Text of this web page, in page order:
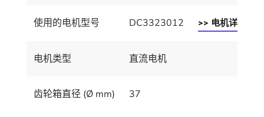
使用的电机型号 DC3323012 >> 电机详情
电机类型 直流电机
齿轮箱直径 (Ø mm) 37